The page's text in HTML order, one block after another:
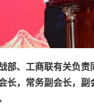
部、工商联有关负
，常务副会长，副